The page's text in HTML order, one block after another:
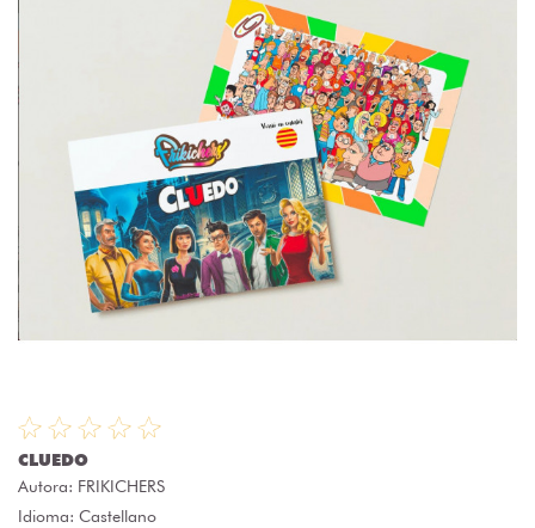
CLUEDO
Autora: FRIKICHERS
Idioma: Castellano